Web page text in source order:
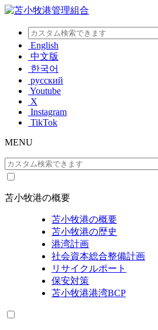
English
中文版
한국어
русский
Youtube
X
Instagram
TikTok
MENU
苫小牧港の概要
苫小牧港の概要
苫小牧港の歴史
港湾計画
社会資本総合整備計画
リサイクルポート
保安対策
苫小牧港港湾BCP